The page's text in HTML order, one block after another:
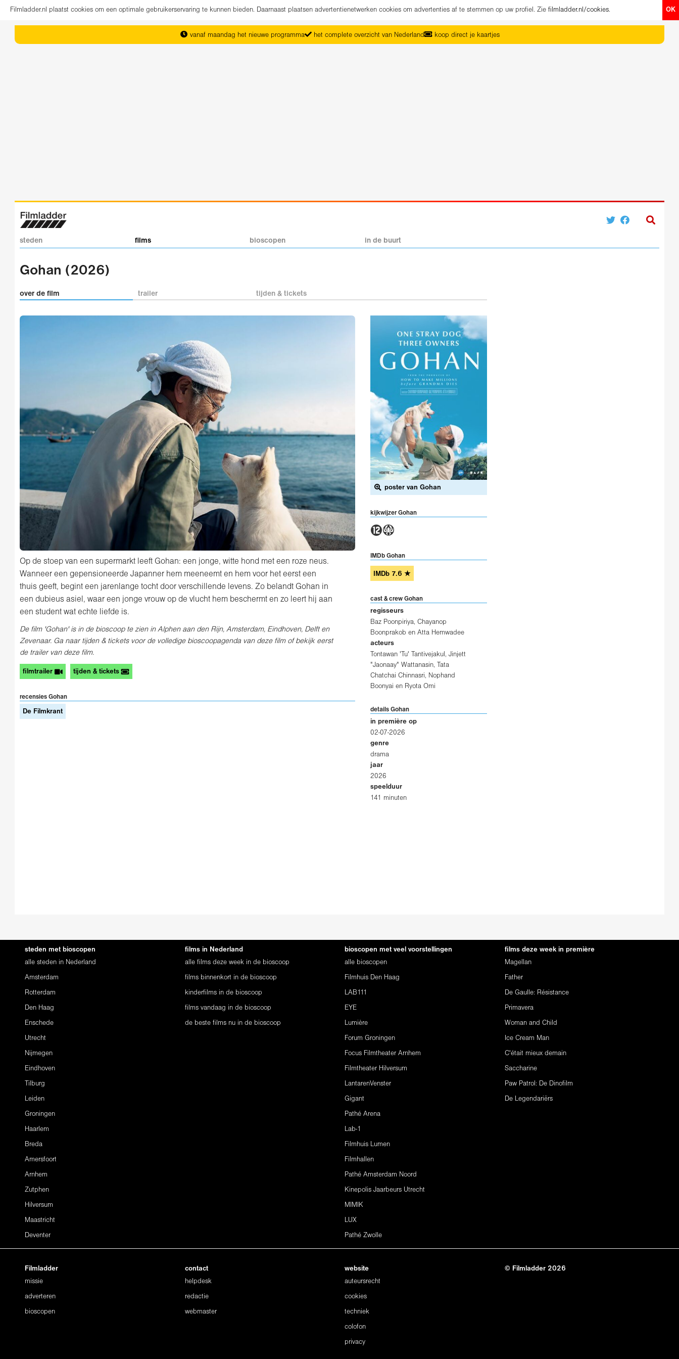
OK
Filmladder.nl plaatst cookies om een optimale gebruikerservaring te kunnen bieden. Daarnaast plaatsen advertentienetwerken cookies om advertenties af te stemmen op uw profiel. Zie filmladder.nl/cookies.
vanaf maandag het nieuwe programma het complete overzicht van Nederland koop direct je kaartjes
steden films bioscopen in de buurt
Gohan (2026)
over de film trailer tijden & tickets
Op de stoep van een supermarkt leeft Gohan: een jonge, witte hond met een roze neus.
Wanneer een gepensioneerde Japanner hem meeneemt en hem voor het eerst een
thuis geeft, begint een jarenlange tocht door verschillende levens. Zo belandt Gohan in
een dubieus asiel, waar een jonge vrouw op de vlucht hem beschermt en zo leert hij aan
een student wat echte liefde is.
De film 'Gohan' is in de bioscoop te zien in Alphen aan den Rijn, Amsterdam, Eindhoven, Delft en
Zevenaar. Ga naar tijden & tickets voor de volledige bioscoopagenda van deze film of bekijk eerst
de trailer van deze film.
filmtrailer tijden & tickets
recensies Gohan
De Filmkrant
poster van Gohan
kijkwijzer Gohan
4A
IMDb Gohan
IMDb 7.6 ★
cast & crew Gohan
regisseurs
Baz Poonpiriya, Chayanop
Boonprakob en Atta Hemwadee
acteurs
Tontawan 'Tu' Tantivejakul , Jinjett
"Jaonaay" Wattanasin,
Tata
Chatchai Chinnasri,
Nophand
Boonyai en Ryota Omi
details Gohan
in première op
02-07-2026
genre
drama
jaar
2026
speelduur
141 minuten
steden met bioscopen
alle steden in Nederland
Amsterdam
Rotterdam
Den Haag
Enschede
Utrecht
Nijmegen
Eindhoven
Tilburg
Leiden
Groningen
Haarlem
Breda
Amersfoort
Arnhem
Zutphen
Hilversum
Maastricht
Deventer
films in Nederland
alle films deze week in de bioscoop
films binnenkort in de bioscoop
kinderfilms in de bioscoop
films vandaag in de bioscoop
de beste films nu in de bioscoop
bioscopen met veel voorstellingen
alle bioscopen
Filmhuis Den Haag
LAB111
EYE
Lumière
Forum Groningen
Focus Filmtheater Arnhem
Filmtheater Hilversum
LantarenVenster
Gigant
Pathé Arena
Lab-1
Filmhuis Lumen
Filmhallen
Pathé Amsterdam Noord
Kinepolis Jaarbeurs Utrecht
MIMIK
LUX
Pathé Zwolle
films deze week in première
Magellan
Father
De Gaulle: Résistance
Primavera
Woman and Child
Ice Cream Man
C'était mieux demain
Saccharine
Paw Patrol: De Dinofilm
De Legendariërs
Filmladder
missie
adverteren
bioscopen
contact
helpdesk
redactie
webmaster
website
auteursrecht
cookies
techniek
colofon
privacy
© Filmladder 2026